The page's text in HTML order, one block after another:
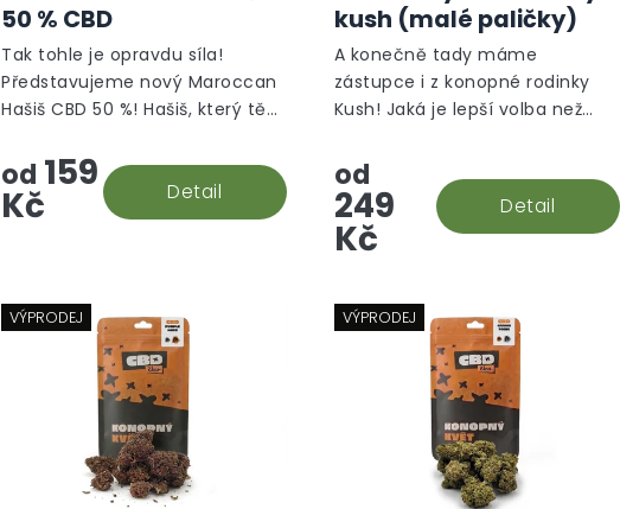
50 % CBD
hvězdiček.
od 159
Kč Detail
Tak tohle je opravdu síla!
Představujeme nový Maroccan
Hašiš CBD 50 %! Hašiš, který tě
kush (malé paličky)
od
249
Kč
Detail
A konečně tady máme
zástupce i z konopné rodinky
Kush! Jaká je lepší volba než
paličkách za co nejlepší
cenu! To je náš Strawberry kush,
greenhouse.
VÝPRODEJ VÝPRODEJ